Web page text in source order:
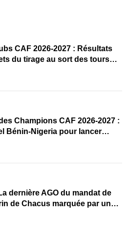
CAF 2026-2027 : Résultats
du tirage au sort des tours
Champions CAF 2026-2027 :
Bénin-Nigeria pour lancer
dernière AGO du mandat de
de Chacus marquée par un